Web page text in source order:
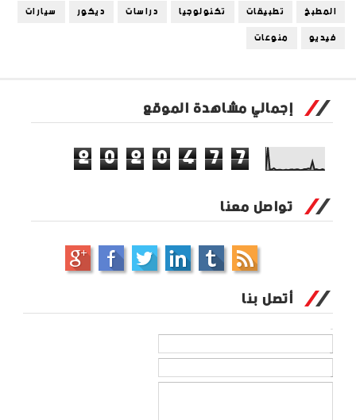
المطبخ
تطبيقات تكنولوجيا دراسات ديكور
سيارات
فيديو
منوعات
إجمالي مشاهدة الموقع
2 0 2 0 4 7 7
تواصل معنا
أتصل بنا